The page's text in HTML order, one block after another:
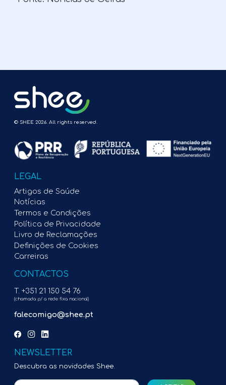
© SHEE 2026. All rights reserved.
LEGAL
Artigos de Saúde
Notícias
Termos e Condições
Política de Privacidade
Livro de Reclamações
Definições de Cookies
Carreiras
CONTACTOS
T. +351 21 150 54 76
(chamada p/ a rede fixa nacional)
falecomigo@shee.pt
NEWSLETTER
Descubra as novidades Shee.